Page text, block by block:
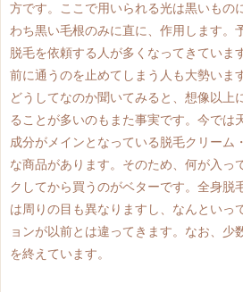
方です。ここで用いられる光は黒いもの
わち黒い毛根のみに直に、作用します。
脱毛を依頼する人が多くなってきていま
前に通うのを止めてしまう人も大勢います
どうしてなのか聞いてみると、想像以上
ることが多いのもまた事実です。今では
成分がメインとなっている脱毛クリーム
な商品があります。そのため、何が入っ
クしてから買うのがベターです。全身脱
は周りの目も異なりますし、なんといっ
ョンが以前とは違ってきます。なお、少
を終えています。